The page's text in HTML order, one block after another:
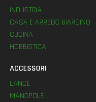
INDUSTRIA
CASA E ARREDO GIARDINO
CUCINA
HOBBISTICA
ACCESSORI
LANCE
MANOPOLE